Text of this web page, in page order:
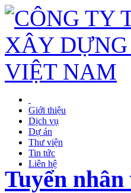
Giới thiệu
Dịch vụ
Dự án
Thư viện
Tin tức
Liên hệ
Tuyển